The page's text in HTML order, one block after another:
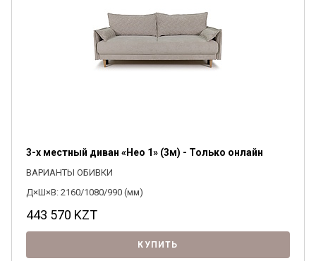
3-х местный диван «Нео 1» (3м) - Только онлайн
ВАРИАНТЫ ОБИВКИ
Д×Ш×В: 2160/1080/990 (мм)
443 570 KZT
КУПИТЬ